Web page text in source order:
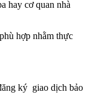
hay cơ quan nhà
hợp nhằm thực
ký giao dịch bảo